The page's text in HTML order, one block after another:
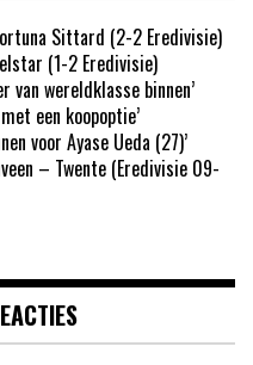
Sittard (2-2 Eredivisie)
(1-2 Eredivisie)
van wereldklasse binnen’
een koopoptie’
voor Ayase Ueda (27)’
– Twente (Eredivisie 09-